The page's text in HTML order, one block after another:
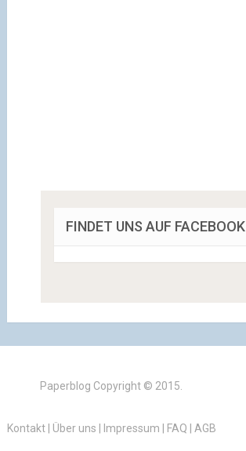
FINDET UNS AUF FACEBOOK
Paperblog Copyright © 2015.
Kontakt| Über uns Impressum FAQ AGB